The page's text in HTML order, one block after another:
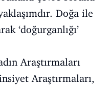
Doğa ile
‘doğurganlığı’
Araştırmaları
Araştırmaları,